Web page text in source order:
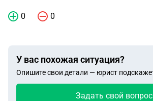
0 0
У вас похожая ситуация?
Опишите свои детали — юрист
Задать свой вопрос